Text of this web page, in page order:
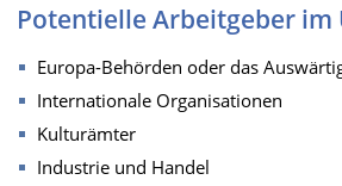
Potentielle Arbeitgeber im
Europa-Behörden oder das
Internationale Organisationen
Kulturämter
Industrie und Handel